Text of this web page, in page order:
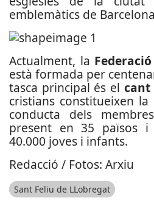
emblemàtics de
Actualment, la
està formada per
tasca principal és el
cristians constitueixen
conducta dels
present en 35 països
40.000 joves i infants.
Redacció / Fotos: Arxiu
Sant Feliu de LLobregat